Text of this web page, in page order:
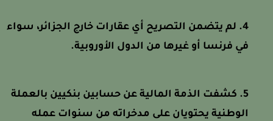
لم يتضمن التصريح أي عقارات خارج الجزائر، سواء
في فرنسا أو غيرها من الدول الأوروبية.
كشفت الذمة المالية عن حسابين بنكيين بالعملة
الوطنية يحتويان على مدخراته من سنوات عمله